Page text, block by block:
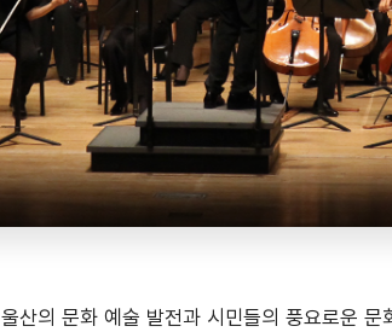
울산의 문화 예술 발전과 시민들의 풍요로운